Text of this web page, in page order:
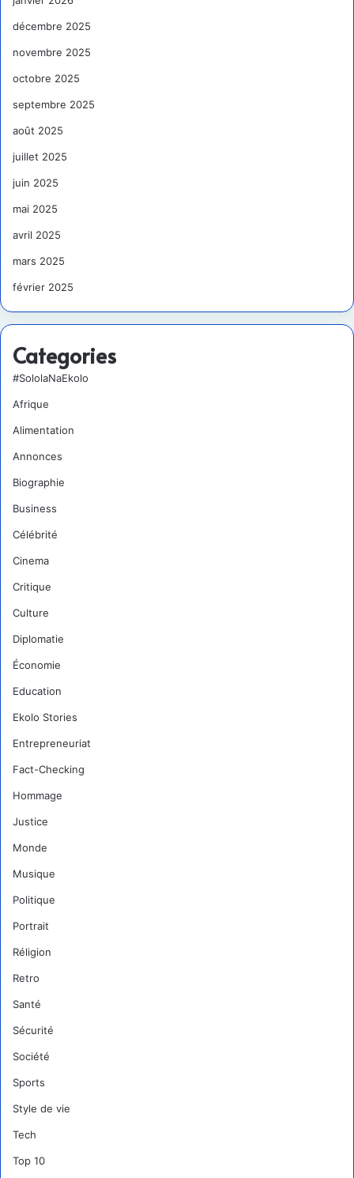
décembre 2025
novembre 2025
octobre 2025
septembre 2025
août 2025
juillet 2025
juin 2025
mai 2025
avril 2025
mars 2025
février 2025
Categories
#SololaNaEkolo
Afrique
Alimentation
Annonces
Biographie
Business
Célébrité
Cinema
Critique
Culture
Diplomatie
Économie
Education
Ekolo Stories
Entrepreneuriat
Fact-Checking
Hommage
Justice
Monde
Musique
Politique
Portrait
Réligion
Retro
Santé
Sécurité
Société
Sports
Style de vie
Tech
Top 10